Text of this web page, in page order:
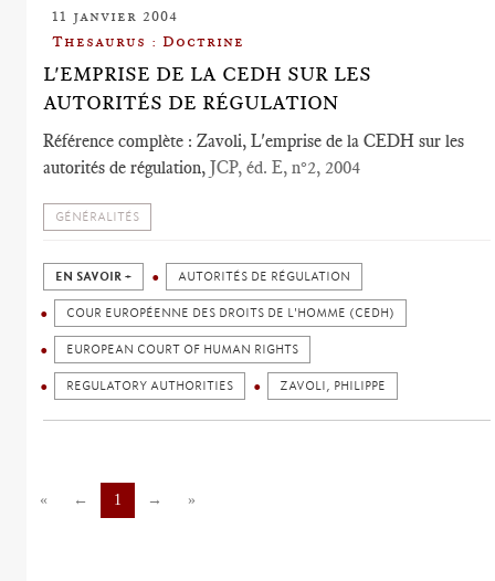
11 janvier 2004
Thesaurus : Doctrine
L'EMPRISE DE LA CEDH SUR LES
AUTORITÉS DE RÉGULATION
Référence complète : Zavoli, L'emprise de la CEDH sur les
autorités de régulation,JCP, éd. E, n°2, 2004
GÉNÉRALITÉS
EN SAVOIR + AUTORITÉS DE RÉGULATION
COUR EUROPÉENNE DES DROITS DE L'HOMME (CEDH)
EUROPEAN COURT OF HUMAN RIGHTS
REGULATORY AUTHORITIES ZAVOLI, PHILIPPE
« ← 1 → »